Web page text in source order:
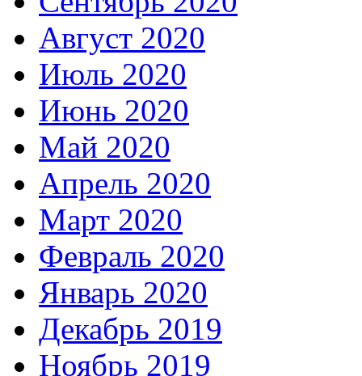
Август 2020
Июль 2020
Июнь 2020
Май 2020
Апрель 2020
Март 2020
Февраль 2020
Январь 2020
Декабрь 2019
Ноябрь 2019